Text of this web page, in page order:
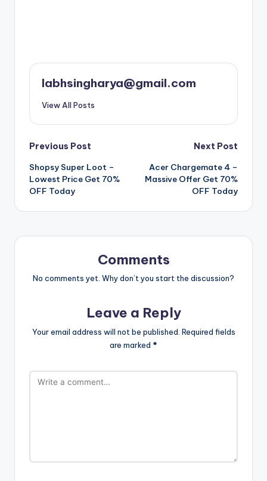
labhsingharya@gmail.com
View All Posts
Post
navigation
Previous Post
Shopsy Super Loot –
Lowest Price Get 70%
OFF Today
Next Post
Acer Chargemate 4 –
Massive Offer Get 70%
OFF Today
Comments
No comments yet. Why don’t you start the discussion?
Leave a Reply
Your email address will not be published. Required fields
are marked *